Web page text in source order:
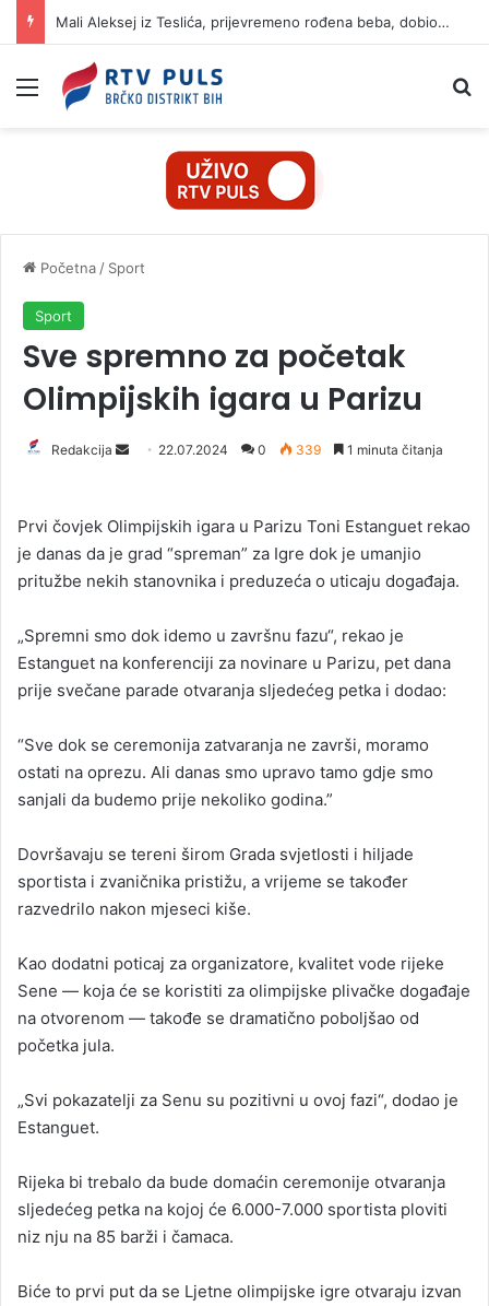
Mali Aleksej iz Teslića, prijevremeno rođena beba, dobio životnu bitku na UKC-u Srpske
Izbornik
Početna / Sport
Sport
Sve spremno za početak
Olimpijskih igara u Parizu
Redakcija
d
a
n
m
a
i
22.07.2024 0 339 1 minuta čitanja
Prvi čovjek Olimpijskih igara u Parizu Toni Estanguet rekao
je danas da je grad “spreman” za Igre dok je umanjio
pritužbe nekih stanovnika i preduzeća o uticaju događaja.
„Spremni smo dok idemo u završnu fazu“, rekao je
Estanguet na konferenciji za novinare u Parizu, pet dana
prije svečane parade otvaranja sljedećeg petka i dodao:
“Sve dok se ceremonija zatvaranja ne završi, moramo
ostati na oprezu. Ali danas smo upravo tamo gdje smo
sanjali da budemo prije nekoliko godina.”
Dovršavaju se tereni širom Grada svjetlosti i hiljade
sportista i zvaničnika pristižu, a vrijeme se također
razvedrilo nakon mjeseci kiše.
Kao dodatni poticaj za organizatore, kvalitet vode rijeke
Sene — koja će se koristiti za olimpijske plivačke događaje
na otvorenom — takođe se dramatično poboljšao od
početka jula.
„Svi pokazatelji za Senu su pozitivni u ovoj fazi“, dodao je
Estanguet.
Rijeka bi trebalo da bude domaćin ceremonije otvaranja
sljedećeg petka na kojoj će 6.000-7.000 sportista ploviti
niz nju na 85 barži i čamaca.
Biće to prvi put da se Ljetne olimpijske igre otvaraju izvan